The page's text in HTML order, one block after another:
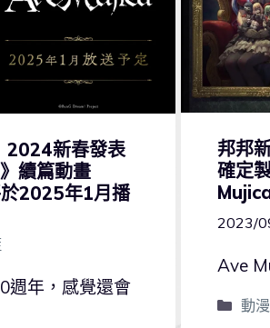
2024新春發表
續篇動畫
2025年1月播
週年，感覺還會
邦邦
確定
2023/
Ave
動